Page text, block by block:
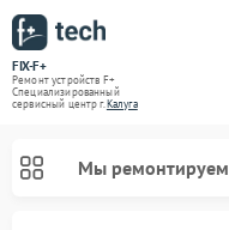
FIX-F+
Ремонт устройств F+
Специализированный
cервисный центр г.Калуга
Мы ремонтируем